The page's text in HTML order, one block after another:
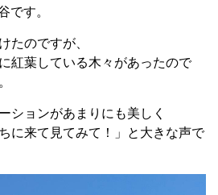
です。
たのですが、
紅葉している木々があったので
ションがあまりにも美しく
に来て見てみて！」と大きな声で